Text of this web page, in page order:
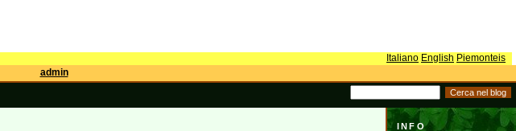
Italiano English Piemonteis
admin
INFO